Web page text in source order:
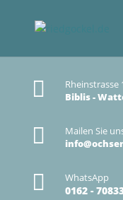

Rheinstrasse
Biblis -

Mailen Sie
 WhatsApp
0162 -